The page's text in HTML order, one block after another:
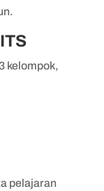
kelompok,
pelajaran